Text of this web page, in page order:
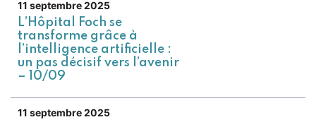
11 septembre 2025
L’Hôpital Foch se
transforme grâce à
l’intelligence artificielle :
un pas décisif vers l’avenir
– 10/09
11 septembre 2025